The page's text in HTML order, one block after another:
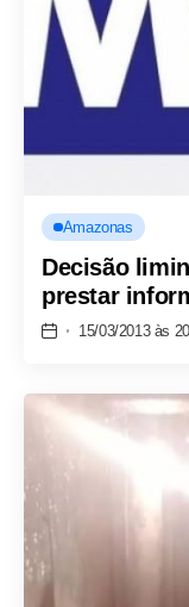
Amazonas
Decisão
prestar
15/03/2013 às